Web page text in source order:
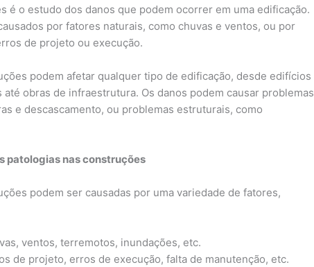
é o estudo dos danos que podem ocorrer em uma edificação.
por fatores naturais, como chuvas e ventos, ou por
de projeto ou execução.
podem afetar qualquer tipo de edificação, desde edifícios
obras de infraestrutura. Os danos podem causar problemas
e descascamento, ou problemas estruturais, como
patologias nas construções
podem ser causadas por uma variedade de fatores,
ventos, terremotos, inundações, etc.
de projeto, erros de execução, falta de manutenção, etc.